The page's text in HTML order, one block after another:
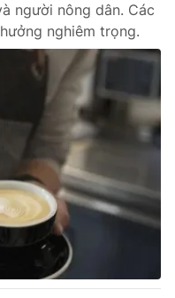
người nông dân. Các
nghiêm trọng.